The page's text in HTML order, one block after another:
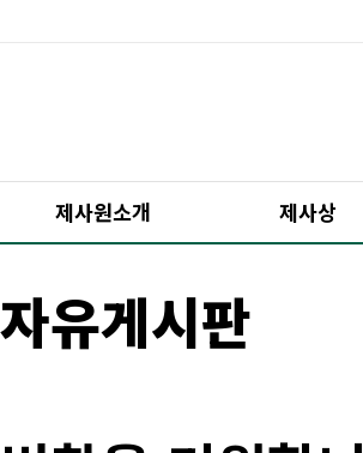
제사원소개 제사상
자유게시판